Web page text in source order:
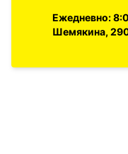
Ежедневно:
Шемякина,